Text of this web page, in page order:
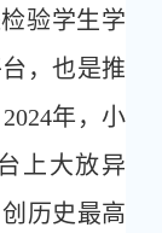
验学生学
，也是推
年，小
上大放异
历史最高